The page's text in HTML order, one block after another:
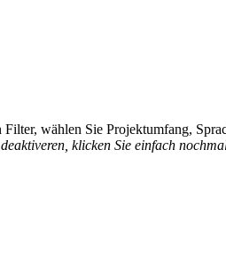
wählen Sie Projektumfang,
klicken Sie einfach